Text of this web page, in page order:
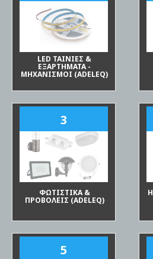
LED ΤΑΙΝΙΕΣ &
ΕΞΑΡΤΗΜΑΤΑ -
ΜΗΧΑΝΙΣΜΟΙ (ADELEQ)
3
ΦΩΤΙΣΤΙΚΑ &
ΠΡΟΒΟΛΕΙΣ (ADELEQ)
5